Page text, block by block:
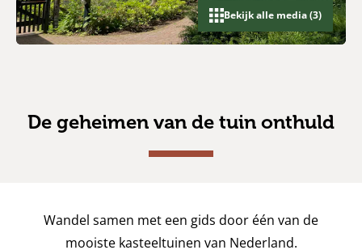
Bekijk alle media (3)
De geheimen van de tuin onthuld
Wandel samen met een gids door één van de
mooiste kasteeltuinen van Nederland.